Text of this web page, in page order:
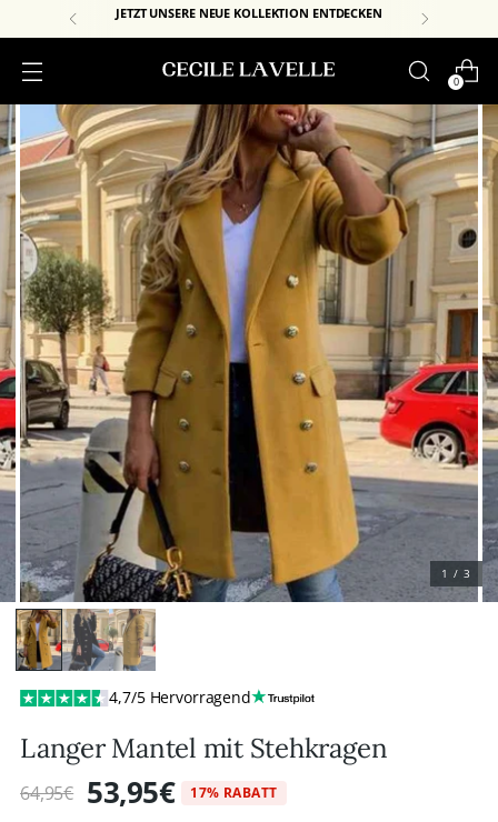
JETZT UNSERE NEUE KOLLEKTION ENTDECKEN
0
1 / 3
4,7/5 Hervorragend
Langer Mantel mit Stehkragen
Regulärer
64,95€ 53,95€ 17% RABATT